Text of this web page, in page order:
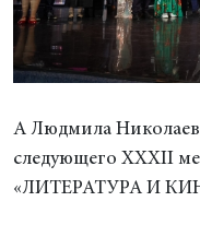
А Людмила
следующего XХXII
«ЛИТЕРАТУРА И